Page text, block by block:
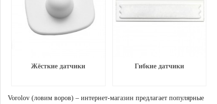
Жёсткие датчики Гибкие датчики
Vorolov (ловим воров) – интернет-магазин предлагает популярные